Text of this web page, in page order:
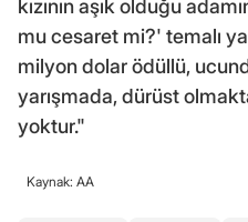
kızının aşık olduğu
mu cesaret mi?' temalı
milyon dolar ödüllü,
yarışmada, dürüst
yoktur."
Kaynak: AA